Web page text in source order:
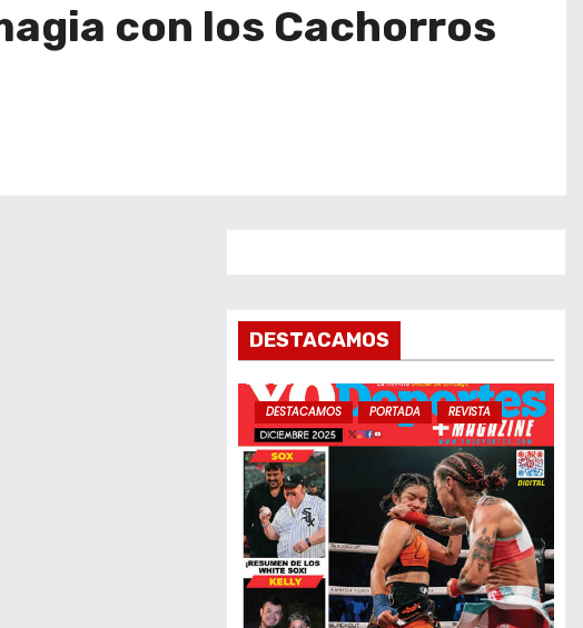
con los Cachorros
DESTACAMOS
DESTACAMOS PORTADA REVISTA